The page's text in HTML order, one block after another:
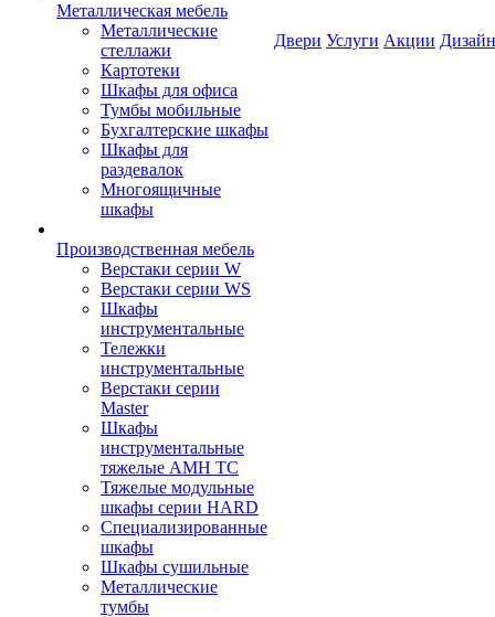
Металлическая мебель
Металлические
стеллажи
Картотеки
Шкафы для офиса
Тумбы мобильные
Бухгалтерские шкафы
Шкафы для
раздевалок
Многоящичные
шкафы
Производственная мебель
Верстаки серии W
Верстаки серии WS
Шкафы
инструментальные
Тележки
инструментальные
Верстаки серии
Master
Шкафы
инструментальные
тяжелые AMH TC
Тяжелые модульные
шкафы серии HARD
Cпециализированные
шкафы
Шкафы сушильные
Металлические
тумбы
Двери Услуги Акции